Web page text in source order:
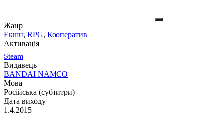
Жанр
Екшн, RPG, Кооператив
Активація
Steam
Видавець
BANDAI NAMCO
Мова
Російська (субтитри)
Дата виходу
1.4.2015